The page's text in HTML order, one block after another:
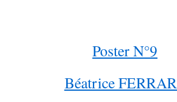
Poster N°9
Béatrice